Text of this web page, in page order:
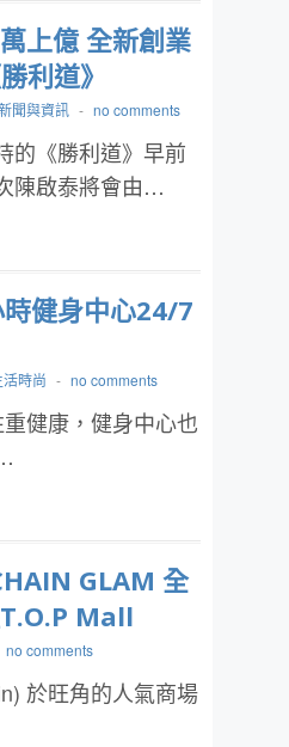
上億 全新創業
利道》
聞與資訊 - no comments
的《勝利道》早前
陳啟泰將會由…
健身中心24/7
活時尚 - no comments
健康，健身中心也
GLAM 全
Mall
no comments
於旺角的人氣商場